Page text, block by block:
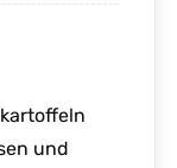
und